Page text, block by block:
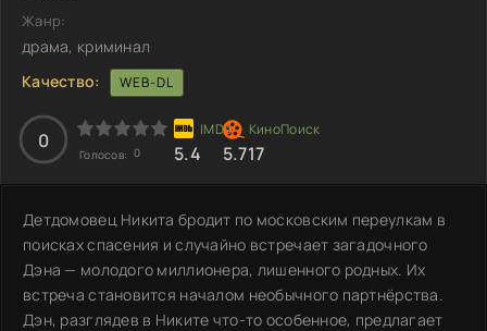
Жанр:
драма, криминал
Качество:
WEB-DL
0
Голосов: 0 5.4 5.717
Детдомовец Никита бродит по московским переулкам в
поисках спасения и случайно встречает загадочного
Дэна — молодого миллионера, лишенного родных. Их
встреча становится началом необычного партнёрства.
Дэн, разглядев в Никите что-то особенное, предлагает